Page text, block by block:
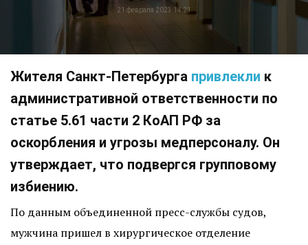
21 февраля 2023 14:21
Жителя Санкт-Петербурга привлекли к
административной ответственности по
статье 5.61 части 2 КоАП РФ за
оскорбления и угрозы медперсоналу. Он
утверждает, что подвергся групповому
избиению.
По данным объединенной пресс-службы судов,
мужчина пришел в хирургическое отделение